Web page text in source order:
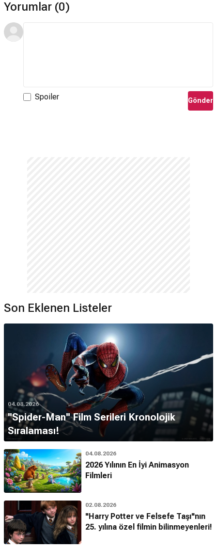
Yorumlar (0)
Spoiler Gönder
Son Eklenen Listeler
04.08.2026
''Spider-Man'' Film Serileri Kronolojik
Sıralaması!
04.08.2026
2026 Yılının En İyi Animasyon
Filmleri
02.08.2026
"Harry Potter ve Felsefe Taşı"nın
25. yılına özel filmin bilinmeyenleri!